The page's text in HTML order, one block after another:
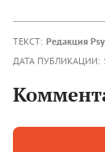
ТЕКСТ: Редакция
ДАТА ПУБЛИКАЦИИ: